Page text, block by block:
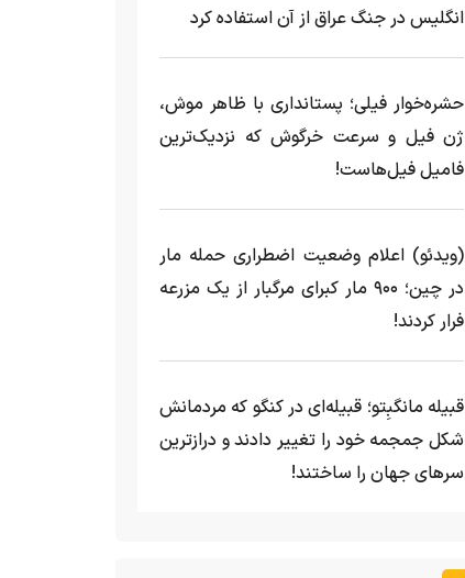
انگلیس در جنگ عراق از آن استفاده کرد
حشره‌خوار فیلی؛ پستانداری با ظاهر موش،
ژن فیل و سرعت خرگوش که نزدیک‌ترین
فامیل فیل‌هاست!
(ویدئو) اعلام وضعیت اضطراری حمله مار‌
در چین؛ ۹۰۰ مار کبرای مرگبار از یک مزرعه‌
فرار کردند!
قبیله مانگبِتو؛ قبیله‌ای در کنگو که مردمانش
شکل جمجمه خود را تغییر دادند و درازترین
سرهای جهان را ساختند!